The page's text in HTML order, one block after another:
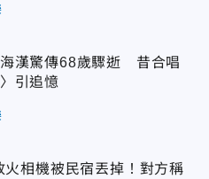
海漢驚傳68歲驟逝 昔合唱
引追憶
火相機被民宿丟掉！對方稱